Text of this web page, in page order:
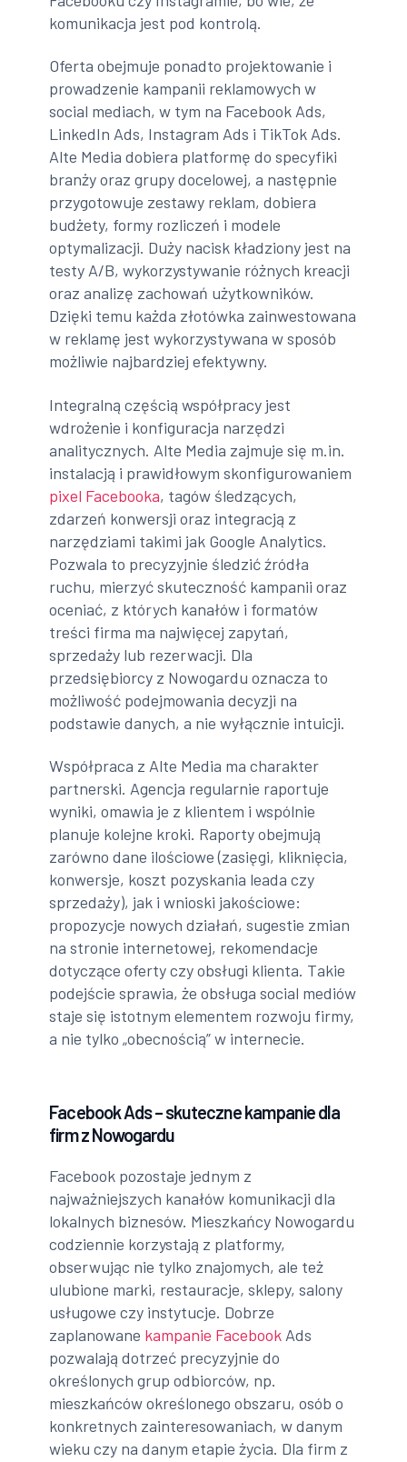
komunikacja jest pod kontrolą.
Oferta obejmuje ponadto projektowanie i
prowadzenie kampanii reklamowych w
social mediach, w tym na Facebook Ads,
LinkedIn Ads, Instagram Ads i TikTok Ads.
Alte Media dobiera platformę do specyfiki
branży oraz grupy docelowej, a następnie
przygotowuje zestawy reklam, dobiera
budżety, formy rozliczeń i modele
optymalizacji. Duży nacisk kładziony jest na
testy A/B, wykorzystywanie różnych kreacji
oraz analizę zachowań użytkowników.
Dzięki temu każda złotówka zainwestowana
w reklamę jest wykorzystywana w sposób
możliwie najbardziej efektywny.
Integralną częścią współpracy jest
wdrożenie i konfiguracja narzędzi
analitycznych. Alte Media zajmuje się m.in.
instalacją i prawidłowym skonfigurowaniem
pixel Facebooka, tagów śledzących,
zdarzeń konwersji oraz integracją z
narzędziami takimi jak Google Analytics.
Pozwala to precyzyjnie śledzić źródła
ruchu, mierzyć skuteczność kampanii oraz
oceniać, z których kanałów i formatów
treści firma ma najwięcej zapytań,
sprzedaży lub rezerwacji. Dla
przedsiębiorcy z Nowogardu oznacza to
możliwość podejmowania decyzji na
podstawie danych, a nie wyłącznie intuicji.
Współpraca z Alte Media ma charakter
partnerski. Agencja regularnie raportuje
wyniki, omawia je z klientem i wspólnie
planuje kolejne kroki. Raporty obejmują
zarówno dane ilościowe (zasięgi, kliknięcia,
konwersje, koszt pozyskania leada czy
sprzedaży), jak i wnioski jakościowe:
propozycje nowych działań, sugestie zmian
na stronie internetowej, rekomendacje
dotyczące oferty czy obsługi klienta. Takie
podejście sprawia, że obsługa social mediów
staje się istotnym elementem rozwoju firmy,
a nie tylko „obecnością” w internecie.
Facebook Ads – skuteczne kampanie dla
firm z Nowogardu
Facebook pozostaje jednym z
najważniejszych kanałów komunikacji dla
lokalnych biznesów. Mieszkańcy Nowogardu
codziennie korzystają z platformy,
obserwując nie tylko znajomych, ale też
ulubione marki, restauracje, sklepy, salony
usługowe czy instytucje. Dobrze
zaplanowane kampanie Facebook Ads
pozwalają dotrzeć precyzyjnie do
określonych grup odbiorców, np.
mieszkańców określonego obszaru, osób o
konkretnych zainteresowaniach, w danym
wieku czy na danym etapie życia. Dla firm z